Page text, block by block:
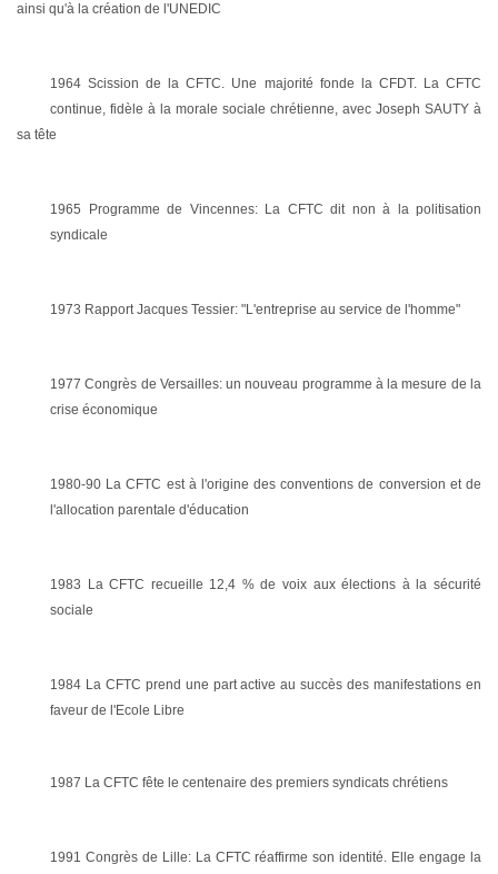
ainsi qu'à la création de l'UNEDIC
1964 Scission de la CFTC. Une majorité fonde la CFDT. La CFTC
continue, fidèle à la morale sociale chrétienne, avec Joseph SAUTY à
sa tête
1965 Programme de Vincennes: La CFTC dit non à la politisation
syndicale
1973 Rapport Jacques Tessier: "L'entreprise au service de l'homme"
1977 Congrès de Versailles: un nouveau programme à la mesure de la
crise économique
1980-90 La CFTC est à l'origine des conventions de conversion et de
l'allocation parentale d'éducation
1983 La CFTC recueille 12,4 % de voix aux élections à la sécurité
sociale
1984 La CFTC prend une part active au succès des manifestations en
faveur de l'Ecole Libre
1987 La CFTC fête le centenaire des premiers syndicats chrétiens
1991 Congrès de Lille: La CFTC réaffirme son identité. Elle engage la